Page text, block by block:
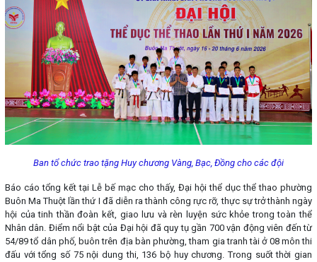
Ban tổ chức trao tặng Huy chương Vàng, Bạc, Đồng cho các đội
Báo cáo tổng kết tại Lễ bế mạc cho thấy, Đại hội thể dục thể thao phường
Buôn Ma Thuột lần thứ I đã diễn ra thành công rực rỡ, thực sự trở thành ngày
hội của tinh thần đoàn kết, giao lưu và rèn luyện sức khỏe trong toàn thể
Nhân dân. Điểm nổi bật của Đại hội đã quy tụ gần 700 vận động viên đến từ
54/89 tổ dân phố, buôn trên địa bàn phường, tham gia tranh tài ở 08 môn thi
đấu với tổng số 75 nội dung thi, 136 bộ huy chương. Trong suốt thời gian